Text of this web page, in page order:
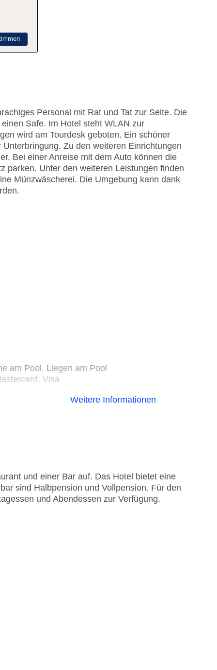
Personal mit Rat und Tat zur Seite. Die
Safe. Im Hotel steht WLAN zur
wird am Tourdesk geboten. Ein schöner
Zu den weiteren Einrichtungen
Bei einer Anreise mit dem Auto können die
parken. Unter den weiteren Leistungen finden
Münzwäscherei. Die Umgebung kann dank
am Pool, Liegen am Pool
Visa
Weitere Informationen
und einer Bar auf. Das Hotel bietet eine
sind Halbpension und Vollpension. Für den
und Abendessen zur Verfügung.